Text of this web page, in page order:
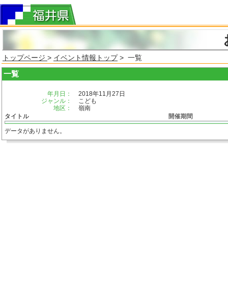
トップページ > イベント情報トップ> 一覧
一覧
年月日：
2018年11月27日
ジャンル：
こども
地区：
嶺南
タイトル
開催期間
データがありません。